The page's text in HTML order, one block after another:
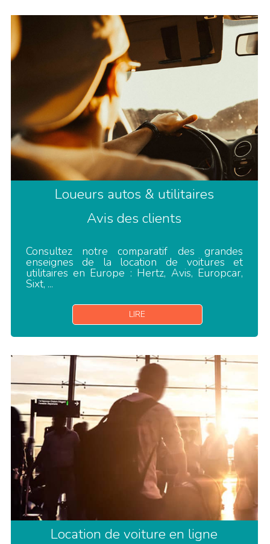
Loueurs autos & utilitaires
Avis des clients
Consultez notre comparatif des grandes
enseignes de la location de voitures et
utilitaires en Europe : Hertz, Avis, Europcar,
Sixt, ...
LIRE
Location de voiture en ligne